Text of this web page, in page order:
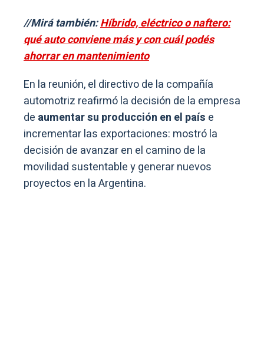
//Mirá también:Híbrido, eléctrico o naftero:
qué auto conviene más y con cuál podés
ahorrar en mantenimiento
En la reunión, el directivo de la compañía
automotriz reafirmó la decisión de la empresa
de aumentar su producción en el país e
incrementar las exportaciones: mostró la
decisión de avanzar en el camino de la
movilidad sustentable y generar nuevos
proyectos en la Argentina.